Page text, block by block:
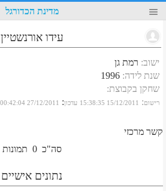
מדינת הכדורגל
עידו אורנשטיין
ישוב: רמת גן
שנת לידה:
1996
שחקן בקבוצת:
רישום:
15/12/2011 15:38:35 עדכון:
27/12/2011 00:42:04
קשר מרכזי
סה"כ 0 תמונות
נתונים אישיים